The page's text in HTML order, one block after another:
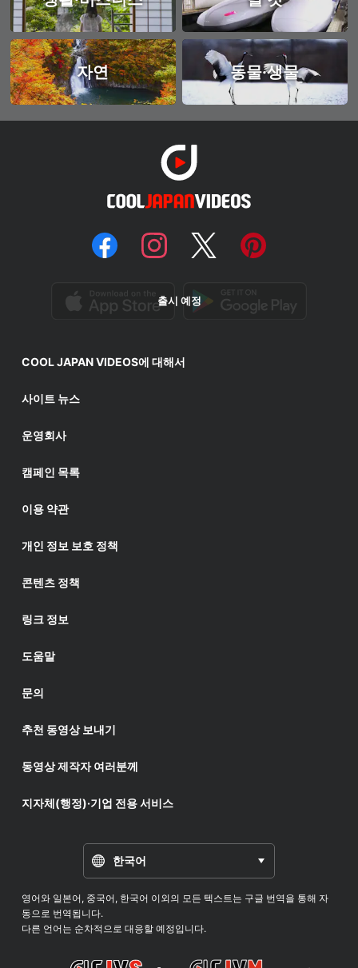
자연 동물·생물
출시 예정
COOL JAPAN VIDEOS에 대해서
사이트 뉴스
운영회사
캠페인 목록
이용 약관
개인 정보 보호 정책
콘텐츠 정책
링크 정보
도움말
문의
추천 동영상 보내기
동영상 제작자 여러분께
지자체(행정)·기업 전용 서비스
한국어
영어와 일본어, 중국어, 한국어 이외의 모든 텍스트는 구글 번역을 통해 자
동으로 번역됩니다.
다른 언어는 순차적으로 대응할 예정입니다.